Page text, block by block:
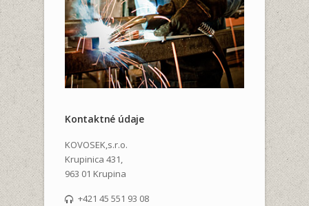
Kontaktné údaje
KOVOSEK,s.r.o.
Krupinica 431,
963 01 Krupina
+421 45 551 93 08